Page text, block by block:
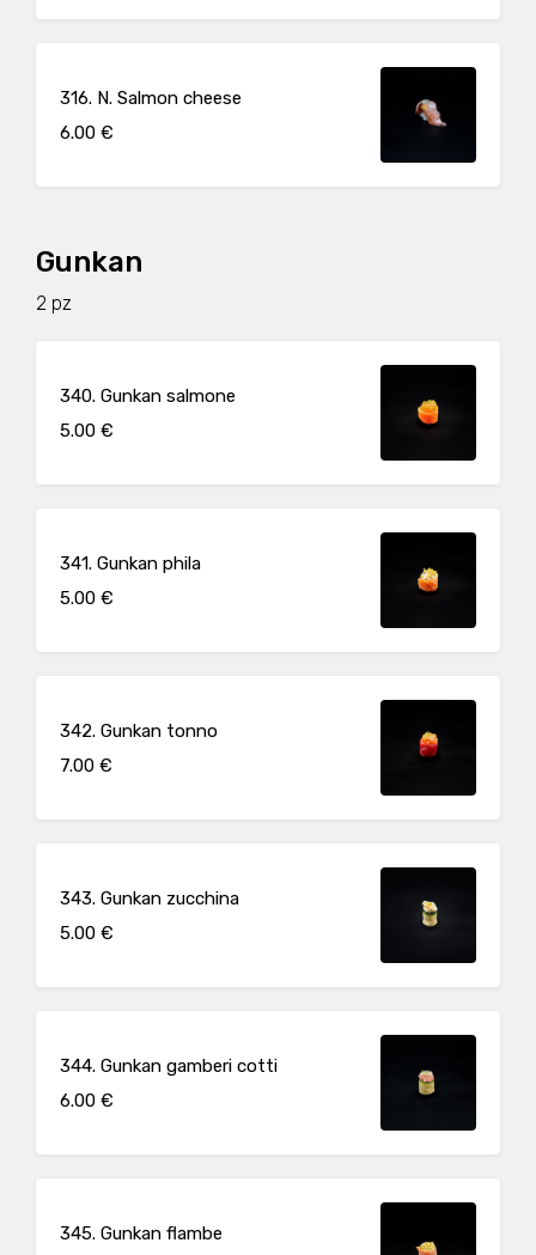
316. N. Salmon cheese
6.00 €
Gunkan
2 pz
340. Gunkan salmone
5.00 €
341. Gunkan phila
5.00 €
342. Gunkan tonno
7.00 €
343. Gunkan zucchina
5.00 €
344. Gunkan gamberi cotti
6.00 €
345. Gunkan flambe